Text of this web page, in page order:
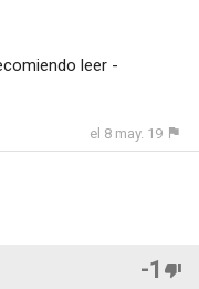
leer -
el 8 may. 19
-1